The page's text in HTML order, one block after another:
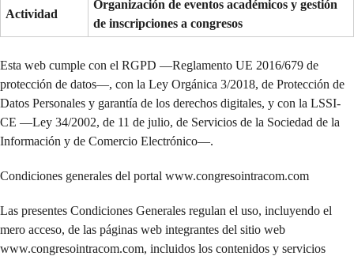
Actividad
Organización de eventos académicos y gestión
de inscripciones a congresos
Esta web cumple con el RGPD —Reglamento UE 2016/679 de
protección de datos—, con la Ley Orgánica 3/2018, de Protección de
Datos Personales y garantía de los derechos digitales, y con la LSSI-
CE —Ley 34/2002, de 11 de julio, de Servicios de la Sociedad de la
Información y de Comercio Electrónico—.
Condiciones generales del portal www.congresointracom.com
Las presentes Condiciones Generales regulan el uso, incluyendo el
mero acceso, de las páginas web integrantes del sitio web
www.congresointracom.com, incluidos los contenidos y servicios